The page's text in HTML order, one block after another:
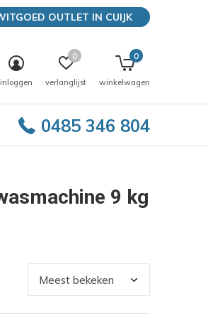
0485 346 804
inloggen verlanglijst
0
winkelwagen
0
OUTLET IN CUIJK
9 kg